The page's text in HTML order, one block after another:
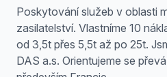
Poskytování služeb v oblasti
zasilatelství. Vlastníme 10
od 3,5t přes 5,5t až po 25t.
DAS a.s. Orientujeme se